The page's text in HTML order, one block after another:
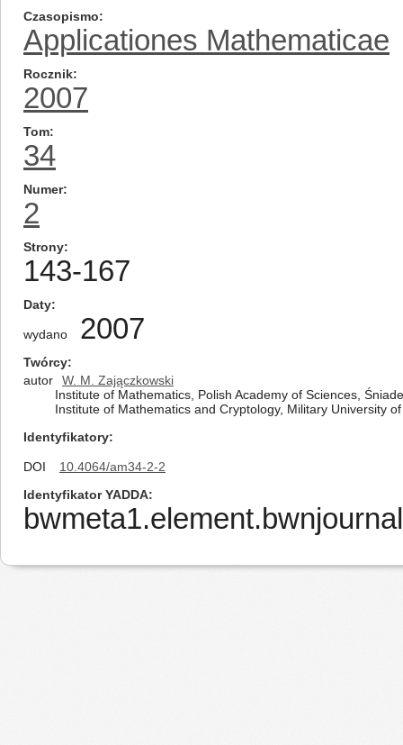
Czasopismo
Applicationes Mathematicae
Rocznik
2007
Tom
34
Numer
2
Strony
143-167
Daty
wydano 2007
Twórcy
autor
W. M. Zajączkowski
Institute of Mathematics, Polish Academy of Sciences,
Institute of Mathematics and Cryptology, Military University
Identyfikatory
DOI
10.4064/am34-2-2
Identyfikator YADDA